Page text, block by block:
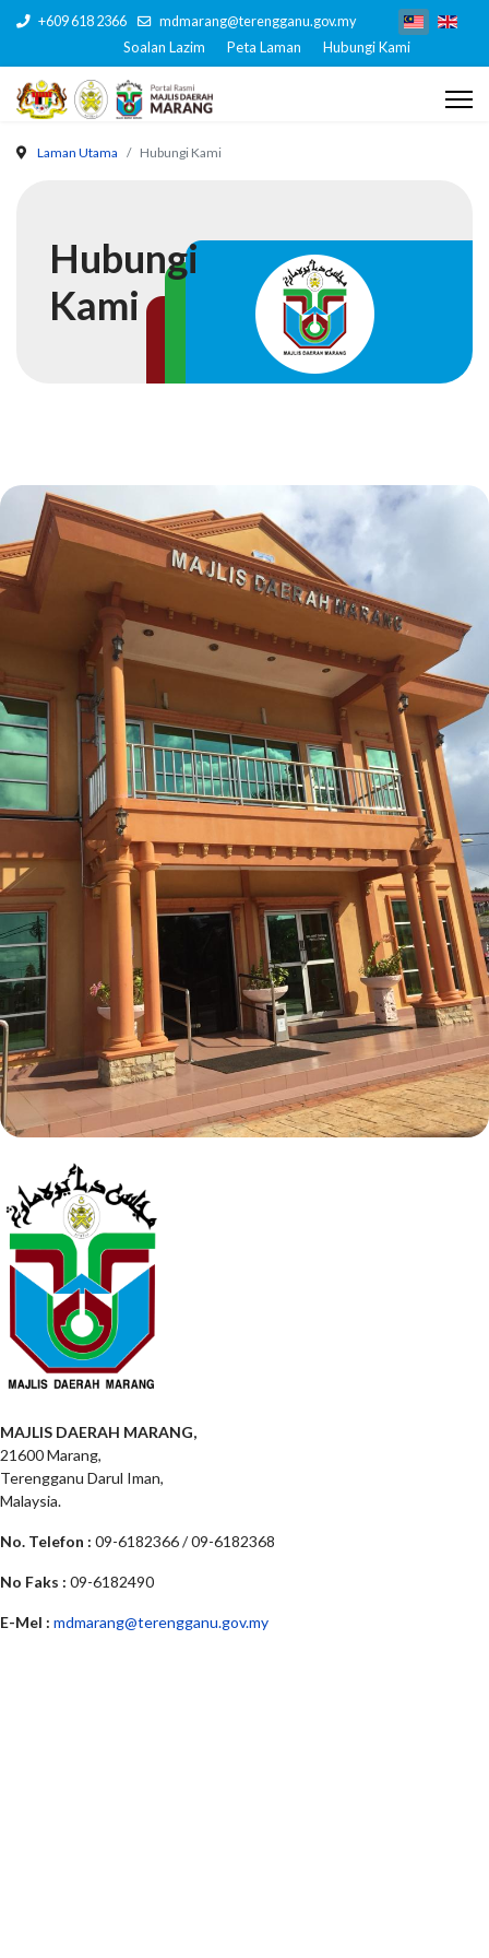
+609 618 2366 mdmarang@terengganu.gov.my
Soalan Lazim Peta Laman Hubungi Kami
Laman Utama Hubungi Kami
Hubungi
Kami
MAJLIS DAERAH MARANG,
21600 Marang,
Terengganu Darul Iman,
Malaysia.
No. Telefon : 09-6182366 / 09-6182368
No Faks : 09-6182490
E-Mel : mdmarang@terengganu.gov.my